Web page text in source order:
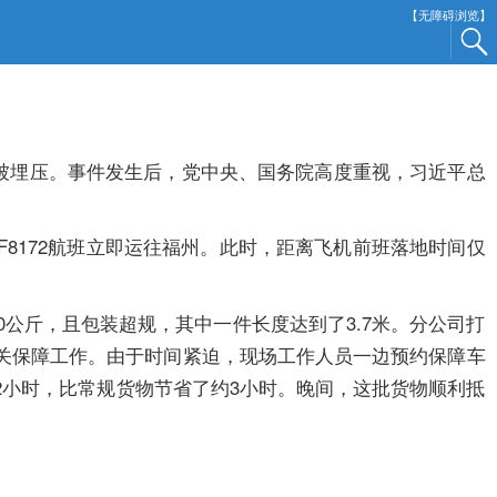
【无障碍浏览】
压。事件发生后，党中央、国务院高度重视，习近平总
航班立即运往福州。此时，距离飞机前班落地时间仅
，且包装超规，其中一件长度达到了3.7米。分公司打
障工作。由于时间紧迫，现场工作人员一边预约保障车
时，比常规货物节省了约3小时。晚间，这批货物顺利抵